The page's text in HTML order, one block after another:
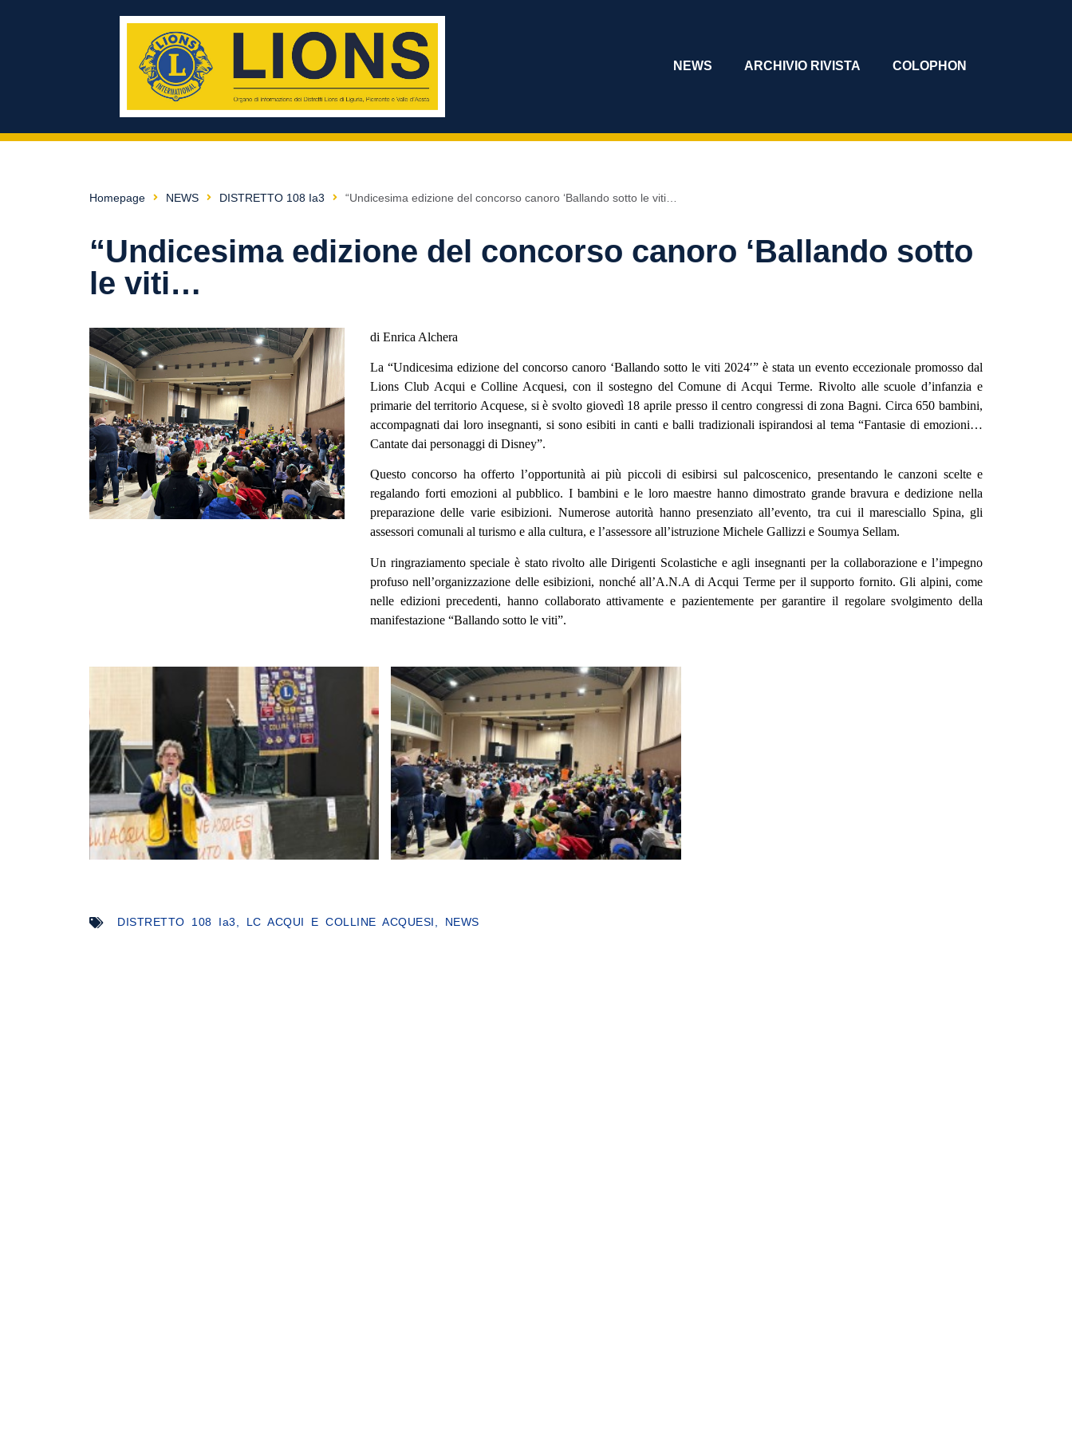
NEWS ARCHIVIO RIVISTA COLOPHON
Homepage NEWS DISTRETTO 108 Ia3 “Undicesima edizione del concorso canoro ‘Ballando sotto le viti…
“Undicesima edizione del concorso canoro ‘Ballando sotto
le viti…
di Enrica Alchera
La “Undicesima edizione del concorso canoro ‘Ballando sotto le viti 2024′” è stata un evento eccezionale promosso dal
Lions Club Acqui e Colline Acquesi, con il sostegno del Comune di Acqui Terme. Rivolto alle scuole d’infanzia e
primarie del territorio Acquese, si è svolto giovedì 18 aprile presso il centro congressi di zona Bagni. Circa 650 bambini,
accompagnati dai loro insegnanti, si sono esibiti in canti e balli tradizionali ispirandosi al tema “Fantasie di emozioni…
Cantate dai personaggi di Disney”.
Questo concorso ha offerto l’opportunità ai più piccoli di esibirsi sul palcoscenico, presentando le canzoni scelte e
regalando forti emozioni al pubblico. I bambini e le loro maestre hanno dimostrato grande bravura e dedizione nella
preparazione delle varie esibizioni. Numerose autorità hanno presenziato all’evento, tra cui il maresciallo Spina, gli
assessori comunali al turismo e alla cultura, e l’assessore all’istruzione Michele Gallizzi e Soumya Sellam.
Un ringraziamento speciale è stato rivolto alle Dirigenti Scolastiche e agli insegnanti per la collaborazione e l’impegno
profuso nell’organizzazione delle esibizioni, nonché all’A.N.A di Acqui Terme per il supporto fornito. Gli alpini, come
nelle edizioni precedenti, hanno collaborato attivamente e pazientemente per garantire il regolare svolgimento della
manifestazione “Ballando sotto le viti”.
DISTRETTO 108 Ia3, LC ACQUI E COLLINE ACQUESI, NEWS